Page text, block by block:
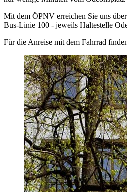
Mit dem ÖPNV erreichen Sie uns
Bus-Linie 100 - jeweils Haltestelle
Für die Anreise mit dem Fahrrad